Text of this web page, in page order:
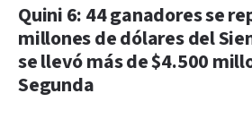
Quini 6: 44 ganadores se
millones de dólares del
se llevó más de $4.500
Segunda